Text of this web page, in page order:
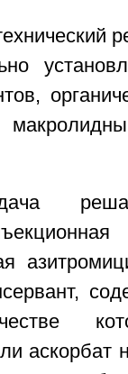
аскорбат